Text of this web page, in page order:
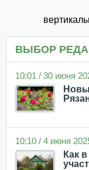
ВЫБОР
10:01 / 30 июня
10:10 / 4 июня
Как